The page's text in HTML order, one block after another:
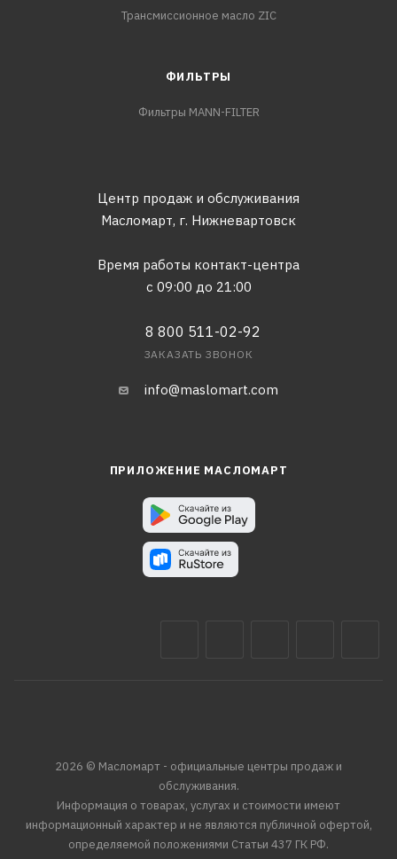
Трансмиссионное масло ZIC
ФИЛЬТРЫ
Фильтры MANN-FILTER
Центр продаж и обслуживания
Масломарт, г. Нижневартовск
Время работы контакт-центра
с 09:00 до 21:00
8 800 511-02-92
ЗАКАЗАТЬ ЗВОНОК
info@maslomart.com
ПРИЛОЖЕНИЕ МАСЛОМАРТ
2026 © Масломарт - официальные центры продаж и
обслуживания.
Информация о товарах, услугах и стоимости имеют
информационный характер и не являются публичной офертой,
определяемой положениями Статьи 437 ГК РФ.